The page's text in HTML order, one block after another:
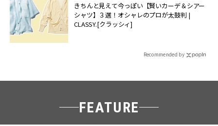
きちんと見えて今っぽい【賢いカーデ＆シアー
シャツ】３選！オシャレのプロが太鼓判 |
CLASSY.[クラッシィ]
Recommended by
FEATURE